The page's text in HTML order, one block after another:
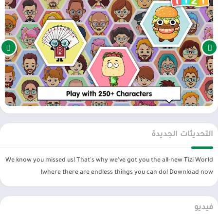
بشكل صحيح حتى لا يصبح كل شيء فوضويًا. هناك العديد من الأماكن التي
يمكنك تزيينها بكل ما يخطر ببالك. قم بالتجديد في كل مكان وافتح المزيد
من الأشياء القيمة. سوف تصبح خبيرًا عند احتلال مئات المناطق المختلفة.
احصل على لقب المصمم الواعد.
طن من الكائنات
بالطبع، لتزيين الغرفة، من الضروري امتلاك أكبر عدد ممكن من الأشياء. لذا
فإن مدينة تيزي لم تخيب ظنك عندما أحضرت الكثير من الأشياء إلى هنا.
الخاص بهم. من السهل دمج القوام الموجود في تلك الكائنات. الألوان هي
المس واستكشف
التحديثات الجديدة
We know you missed us! That's why we've got you the all-new Tizi World
where there are endless things you can do! Download now!
فيديو